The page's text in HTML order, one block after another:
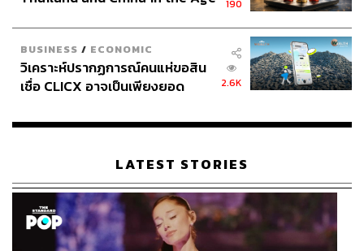
190
BUSINESS / ECONOMIC
วิเคราะห์ปรากฏการณ์คนแห่ขอสิน
เชื่อ CLICX อาจเป็นเพียงยอด
เรือนไทยที่ถูกซุกไว้
2.6K
LATEST STORIES